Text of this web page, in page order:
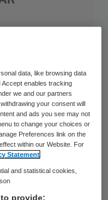
of coins H&V Journal
zoals
huisartsen,
en
de WNT
deel af van
data, like browsing data
Accept enables tracking
we and our partners
your consent will
and ads you see may not
to change your choices or
Preferences link on the
within our Website. For
Statement
and statistical cookies,
provide: